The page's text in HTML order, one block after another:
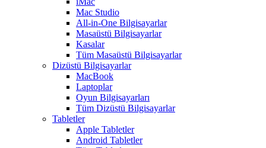
Mac Studio
All-in-One Bilgisayarlar
Masaüstü Bilgisayarlar
Kasalar
Tüm Masaüstü Bilgisayarlar
Dizüstü Bilgisayarlar
MacBook
Laptoplar
Oyun Bilgisayarları
Tüm Dizüstü Bilgisayarlar
Tabletler
Apple Tabletler
Android Tabletler